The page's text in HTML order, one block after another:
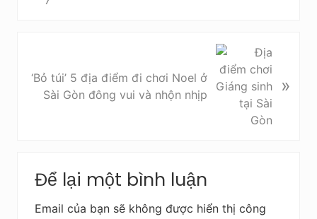
‘Bỏ túi’ 5 địa điểm đi chơi Noel ở
Sài Gòn đông vui và nhộn nhịp
»
Reader
Interactions
Để lại một bình luận
Email của bạn sẽ không được hiển thị công